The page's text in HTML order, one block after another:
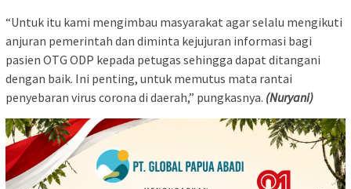
“Untuk itu kami mengimbau masyarakat agar selalu mengikuti
anjuran pemerintah dan diminta kejujuran informasi bagi
pasien OTG ODP kepada petugas sehingga dapat ditangani
dengan baik. Ini penting, untuk memutus mata rantai
penyebaran virus corona di daerah,” pungkasnya. (Nuryani)